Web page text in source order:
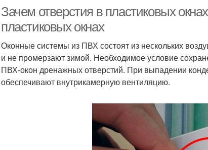
Зачем отверстия в пластиковых
пластиковых окнах
Оконные системы из ПВХ состоят из нескольких
и не промерзают зимой. Необходимое условие
ПВХ-окон дренажных отверстий. При выпадении
обеспечивают внутрикамерную вентиляцию.